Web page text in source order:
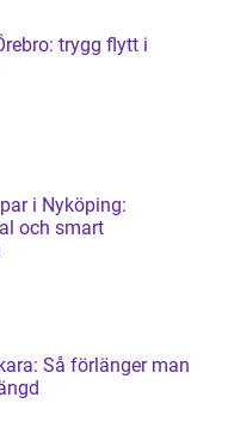
trygg flytt i
i Nyköping:
och smart
Så förlänger man